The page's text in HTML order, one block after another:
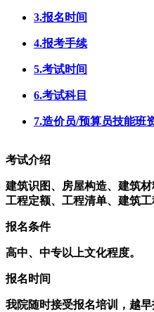
3.报名时间
4.报考手续
5.考试时间
6.考试科目
7.造价员/预算员技能班
考试介绍
建筑识图、房屋构造、建筑
工程定额、工程清单、建筑工
报名条件
高中、中专以上文化程度。
报名时间
我院随时接受报名培训，越